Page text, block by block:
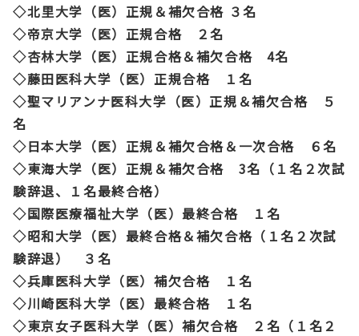
◇北里大学（医）正規＆補欠合格 ３名
◇帝京大学（医）正規合格 ２名
◇杏林大学（医）正規合格＆補欠合格 4名
◇藤田医科大学（医）正規合格
１名
◇聖マリアンナ医科大学（医）正規＆補欠合格 ５
名
◇日本大学（医）正規＆補欠合格＆一次合格 ６名
◇東海大学（医）正規＆補欠合格 3名（１名２次試
験辞退、１名最終合格）
◇国際医療福祉大学（医）最終合格 １名
◇昭和大学（医）最終合格＆補欠合格（１名２次試
験辞退） ３名
◇兵庫医科大学（医）補欠合格 １名
◇川崎医科大学（医）最終合格 １名
◇東京女子医科大学（医）補欠合格 ２名（１名２